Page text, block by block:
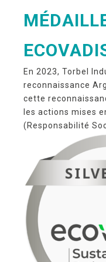
En 2023, Torbel
reconnaissance
cette
les actions mises
(Responsabilité